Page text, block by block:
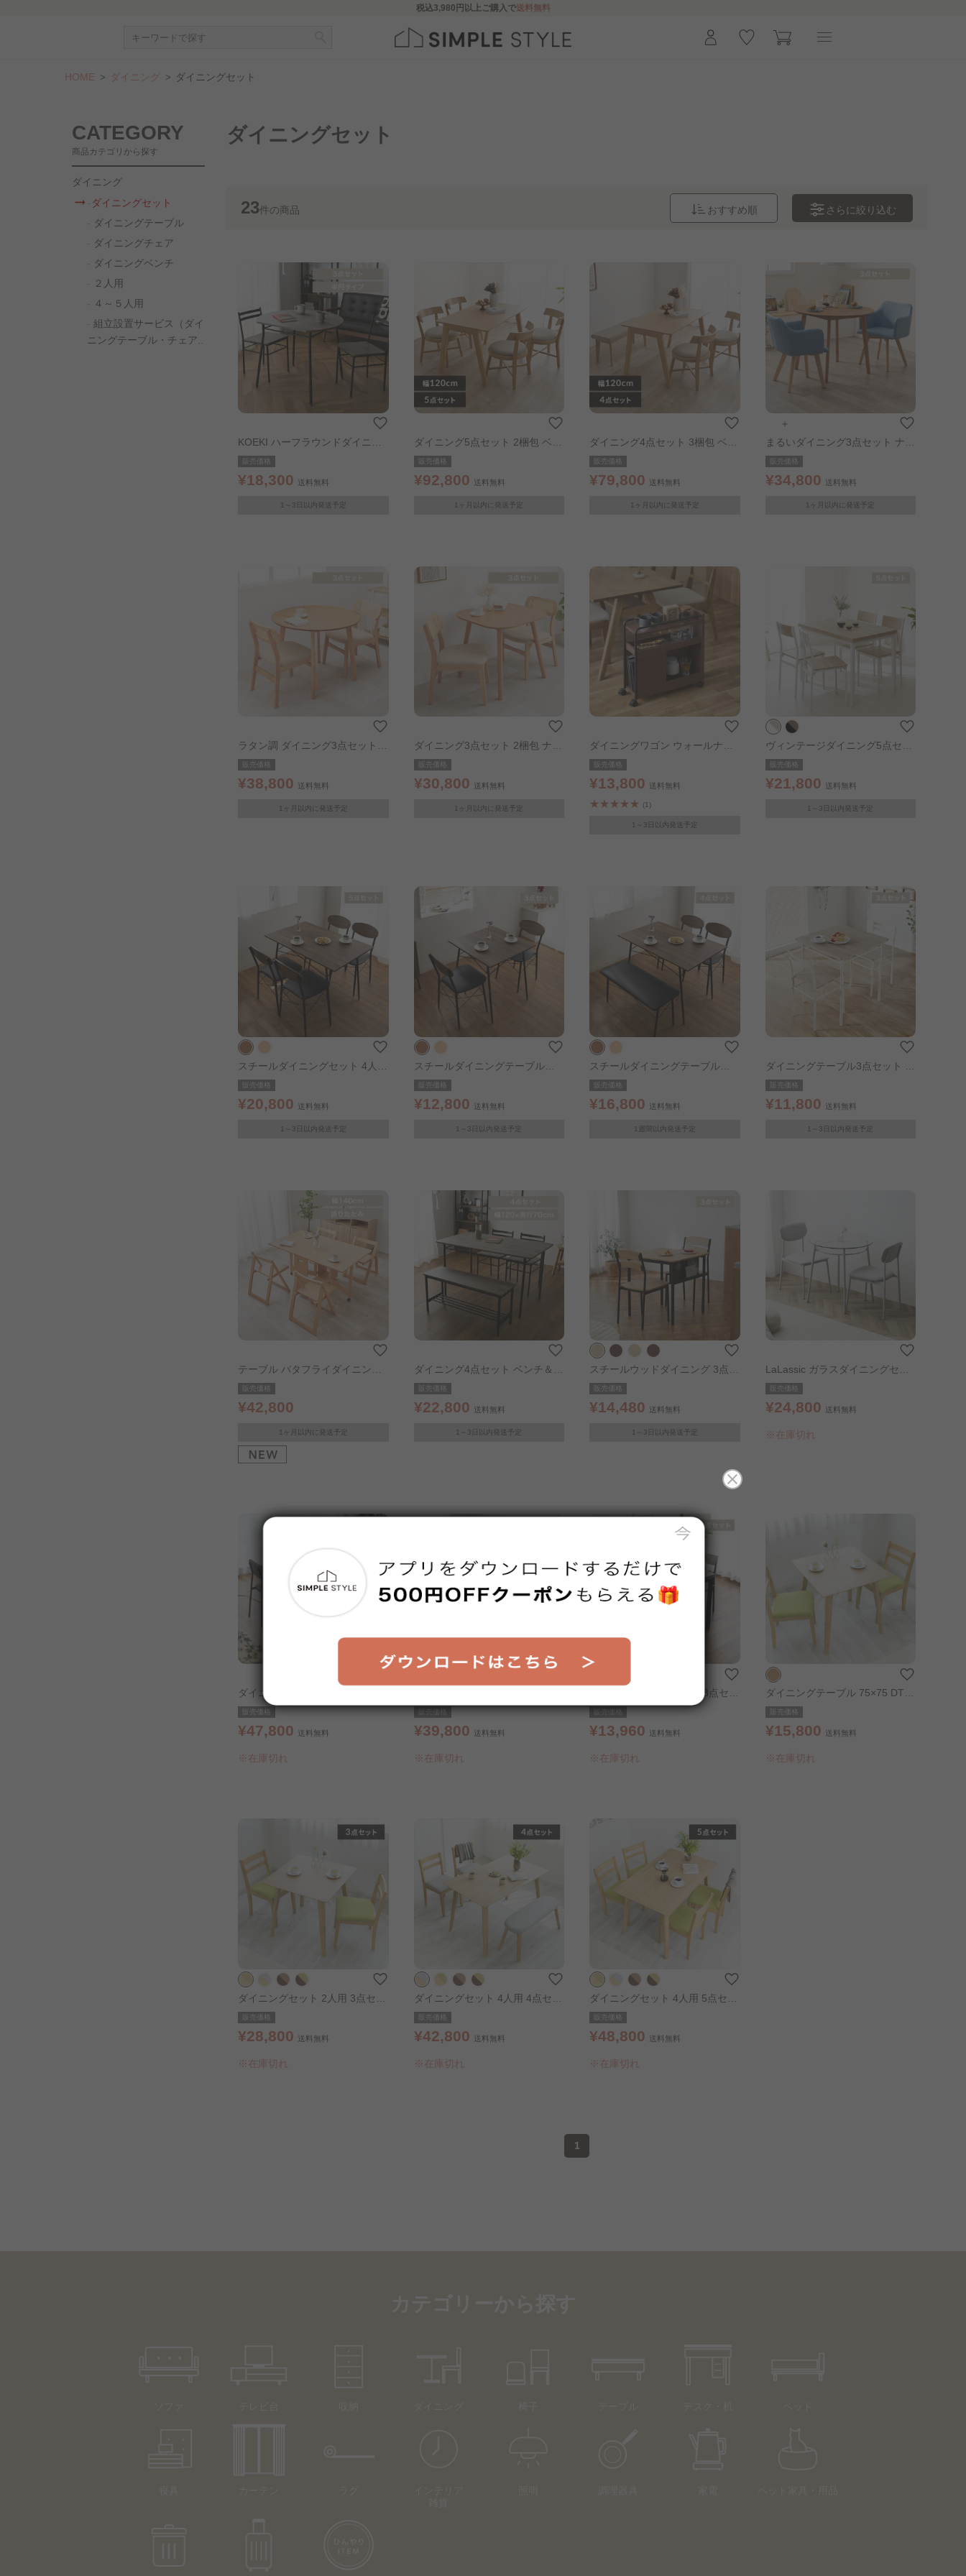
税込3,980円 以上ご購入で送料無料
HOME ダイニング ダイニングセット
CATEGORY
商品カテゴリから探す
ダイニング
ダイニングセット
ダイニングテーブル
ダイニングチェア
ダイニングベンチ
２人用
４～５人用
組立設置サービス（ダイ
ニングテーブル・チェア..
ダイニングセット
23件の商品 おすすめ順 さらに絞り込む
KOEKI ハーフラウンドダイニン
グ3点セット 85×75cm ブラウン
販売価格
¥18,300 送料無料
1～3日以内発送予定
ダイニング5点セット 2梱包 ベー
ジュ
販売価格
¥92,800 送料無料
1ヶ月以内に発送予定
ダイニング4点セット 3梱包 ベー
ジュ
販売価格
¥79,800 送料無料
1ヶ月以内に発送予定
＋
まるいダイニング3点セット ナチ
ュラル/ブルー
販売価格
¥34,800 送料無料
1ヶ月以内に発送予定
ラタン調 ダイニング3点セット
ナチュラル
販売価格
¥38,800 送料無料
1ヶ月以内に発送予定
ダイニング3点セット 2梱包 ナチ
ュラル
販売価格
¥30,800 送料無料
1ヶ月以内に発送予定
ダイニングワゴン ウォールナッ
ト販売価格
¥13,800 送料無料
(1)
1～3日以内発送予定
ヴィンテージダイニング5点セッ
ト ナチュラル×ホワイト
販売価格
¥21,800 送料無料
1～3日以内発送予定
スチールダイニングセット 4人用
5点セット STDSET-5 ﾌﾞﾗｳﾝ
販売価格
¥20,800 送料無料
1～3日以内発送予定
スチールダイニングテーブルセ
ット 3点セット ブラウン
販売価格
¥12,800 送料無料
1～3日以内発送予定
スチールダイニングテーブルセ
ット 4点セット ブラウン
販売価格
¥16,800 送料無料
1週間以内発送予定
ダイニングテーブル3点セット ナ
チュラル
販売価格
¥11,800 送料無料
1～3日以内発送予定
テーブル バタフライダイニング
5点セット ナチュラル
販売価格
¥42,800
1ヶ月以内に発送予定
ダイニング4点セット ベンチ＆チ
ェア ブラウン
販売価格
¥22,800 送料無料
1～3日以内発送予定
スチールウッドダイニング 3点セ
ット SWD-700 ナチュラル/ブラ
ック
販売価格
¥14,480 送料無料
1～3日以内発送予定
LaLassic ガラスダイニングセッ
ト グレー
販売価格
¥24,800 送料無料
※在庫切れ
ダイニングテーブルセット ワゴ
ン付き DTS-WGSL ウォールナッ
ト
販売価格
¥47,800 送料無料
※在庫切れ
SL ナチュラル
販売価格
¥39,800 送料無料
※在庫切れ
ヴィンテージダイニング 3点セッ
ト ブラウン×ブラック
販売価格
¥13,960 送料無料
※在庫切れ
ダイニングテーブル 75×75 DTV-
7575 オーク
販売価格
¥15,800 送料無料
※在庫切れ
ダイニングセット 2人用 3点セッ
ト オーク×グリーン
販売価格
¥28,800 送料無料
※在庫切れ
ダイニングセット 4人用 4点セッ
ト オーク×グレー
販売価格
¥42,800 送料無料
※在庫切れ
ダイニングセット 4人用 5点セッ
ト オーク×グリーン
販売価格
¥48,800 送料無料
※在庫切れ
1